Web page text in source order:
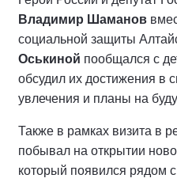
Владимир Шаманов
социальной защиты
Оськиной пообщался с
обсудил их достижения в
увлечения и планы на
Также в рамках визита в
побывал на открытии
который появился рядом